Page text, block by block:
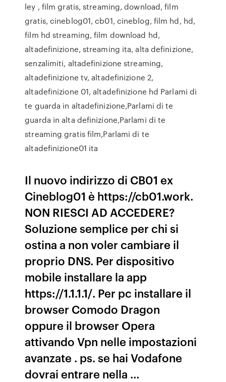
ley , film gratis, streaming, download, film
gratis, cineblog01, cb01, cineblog, film hd, hd,
film hd streaming, film download hd,
altadefinizione, streaming ita, alta definizione,
senzalimiti, altadefinizione streaming,
altadefinizione tv, altadefinizione 2,
altadefinizione 01, altadefinizione hd Parlami di
te guarda in altadefinizione,Parlami di te
guarda in alta definizione,Parlami di te
streaming gratis film,Parlami di te
altadefinizione01 ita
Il nuovo indirizzo di CB01 ex
Cineblog01 è https://cb01.work.
NON RIESCI AD ACCEDERE?
Soluzione semplice per chi si
ostina a non voler cambiare il
proprio DNS. Per dispositivo
mobile installare la app
https://1.1.1.1/. Per pc installare il
browser Comodo Dragon
oppure il browser Opera
attivando Vpn nelle impostazioni
avanzate . ps. se hai Vodafone
dovrai entrare nella …